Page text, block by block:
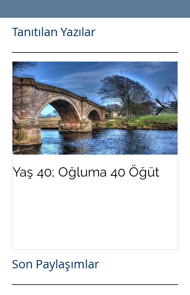
Tanıtılan Yazılar
Yaş 40; Oğluma 40 Öğüt
Son Paylaşımlar